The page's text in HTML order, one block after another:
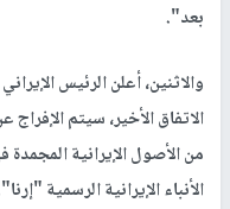
بعد".
والاثنين، أعلن الرئيس
من الأصول الإيرانية المجمدة
الأنباء الإيرانية الرسمية